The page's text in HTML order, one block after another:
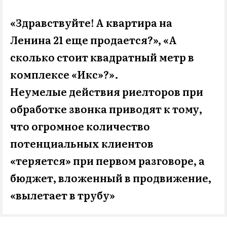
«Здравствуйте! А квартира на
Ленина 21 еще продается?», «А
сколько стоит квадратный метр в
комплексе «Икс»?».
Неумелые действия риелторов при
обработке звонка приводят к тому,
что огромное количество
потенциальных клиентов
«теряется» при первом разговоре, а
бюджет, вложенный в продвижение,
«вылетает в трубу»